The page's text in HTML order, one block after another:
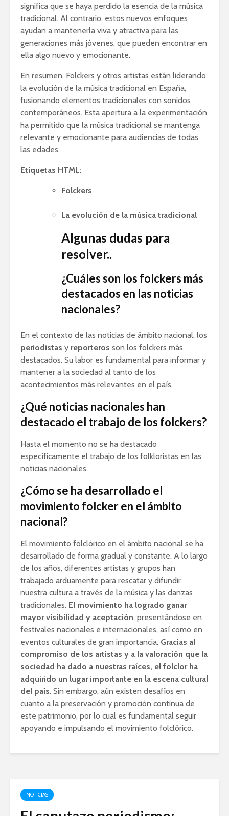
significa que se haya perdido la esencia de la música
tradicional. Al contrario, estos nuevos enfoques
ayudan a mantenerla viva y atractiva para las
generaciones más jóvenes, que pueden encontrar en
ella algo nuevo y emocionante.
En resumen, Folckers y otros artistas están liderando
la evolución de la música tradicional en España,
fusionando elementos tradicionales con sonidos
contemporáneos. Esta apertura a la experimentación
ha permitido que la música tradicional se mantenga
relevante y emocionante para audiencias de todas
las edades.
Etiquetas HTML:
Folckers
La evolución de la música tradicional
Algunas dudas para
resolver..
¿Cuáles son los folckers más
destacados en las noticias
nacionales?
En el contexto de las noticias de ámbito nacional, los
periodistas y reporteros son los folckers más
destacados. Su labor es fundamental para informar y
mantener a la sociedad al tanto de los
acontecimientos más relevantes en el país.
¿Qué noticias nacionales han
destacado el trabajo de los folckers?
Hasta el momento no se ha destacado
específicamente el trabajo de los folkloristas en las
noticias nacionales.
¿Cómo se ha desarrollado el
movimiento folcker en el ámbito
nacional?
El movimiento folclórico en el ámbito nacional se ha
desarrollado de forma gradual y constante. A lo largo
de los años, diferentes artistas y grupos han
trabajado arduamente para rescatar y difundir
nuestra cultura a través de la música y las danzas
tradicionales. El movimiento ha logrado ganar
mayor visibilidad y aceptación, presentándose en
festivales nacionales e internacionales, así como en
eventos culturales de gran importancia. Gracias al
compromiso de los artistas y a la valoración que la
sociedad ha dado a nuestras raíces, el folclor ha
adquirido un lugar importante en la escena cultural
del país. Sin embargo, aún existen desafíos en
cuanto a la preservación y promoción continua de
este patrimonio, por lo cual es fundamental seguir
apoyando e impulsando el movimiento folclórico.
NOTICIAS